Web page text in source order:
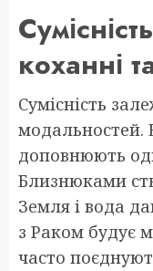
коханні
Сумісність
модальностей.
доповнюють
Близнюками
Земля і вода
з Раком будує
часто